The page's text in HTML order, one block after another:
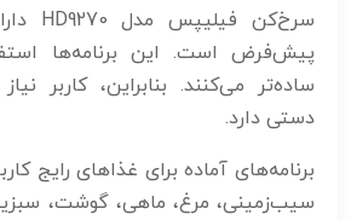
پیش‌فرض است. این برنامه‌ها
ساده‌تر می‌کنند. بنابراین، کاربر
دستی دارد.
برنامه‌های آماده برای غذاهای رایج
سیب‌زمینی، مرغ، ماهی، گوشت،